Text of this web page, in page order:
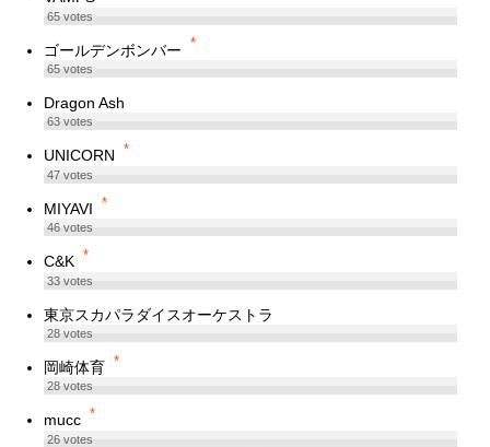
65votes
ゴールデンボンバー *
65votes
Dragon Ash
63votes
UNICORN *
47votes
MIYAVI *
46votes
C&K *
33votes
東京スカパラダイスオーケストラ
28votes
岡崎体育 *
28votes
mucc *
26votes